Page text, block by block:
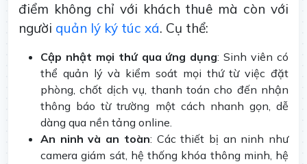
điểm không chỉ với khách thuê mà còn với
người quản lý ký túc xá. Cụ thể:
Cập nhật mọi thứ qua ứng dụng: Sinh viên có
thể quản lý và kiểm soát mọi thứ từ việc đặt
phòng, chốt dịch vụ, thanh toán cho đến nhận
thông báo từ trường một cách nhanh gọn, dễ
dàng qua nền tảng online.
An ninh và an toàn: Các thiết bị an ninh như
camera giám sát, hệ thống khóa thông minh, hệ